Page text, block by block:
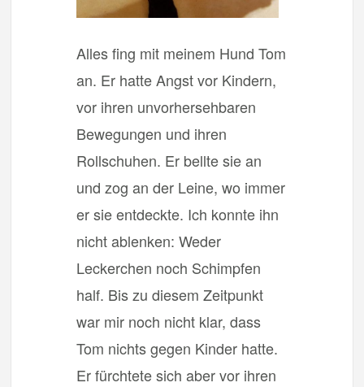
Alles fing mit meinem Hund Tom
an. Er hatte Angst vor Kindern,
vor ihren unvorhersehbaren
Bewegungen und ihren
Rollschuhen. Er bellte sie an
und zog an der Leine, wo immer
er sie entdeckte. Ich konnte ihn
nicht ablenken: Weder
Leckerchen noch Schimpfen
half. Bis zu diesem Zeitpunkt
war mir noch nicht klar, dass
Tom nichts gegen Kinder hatte.
Er fürchtete sich aber vor ihren